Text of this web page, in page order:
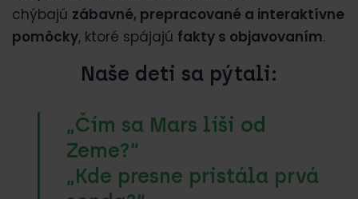
chýbajú zábavné, prepracované a interaktívne
pomôcky, ktoré spájajú fakty s objavovaním.
Naše deti sa pýtali:
„Čím sa Mars líši od
Zeme?“
„Kde presne pristála prvá